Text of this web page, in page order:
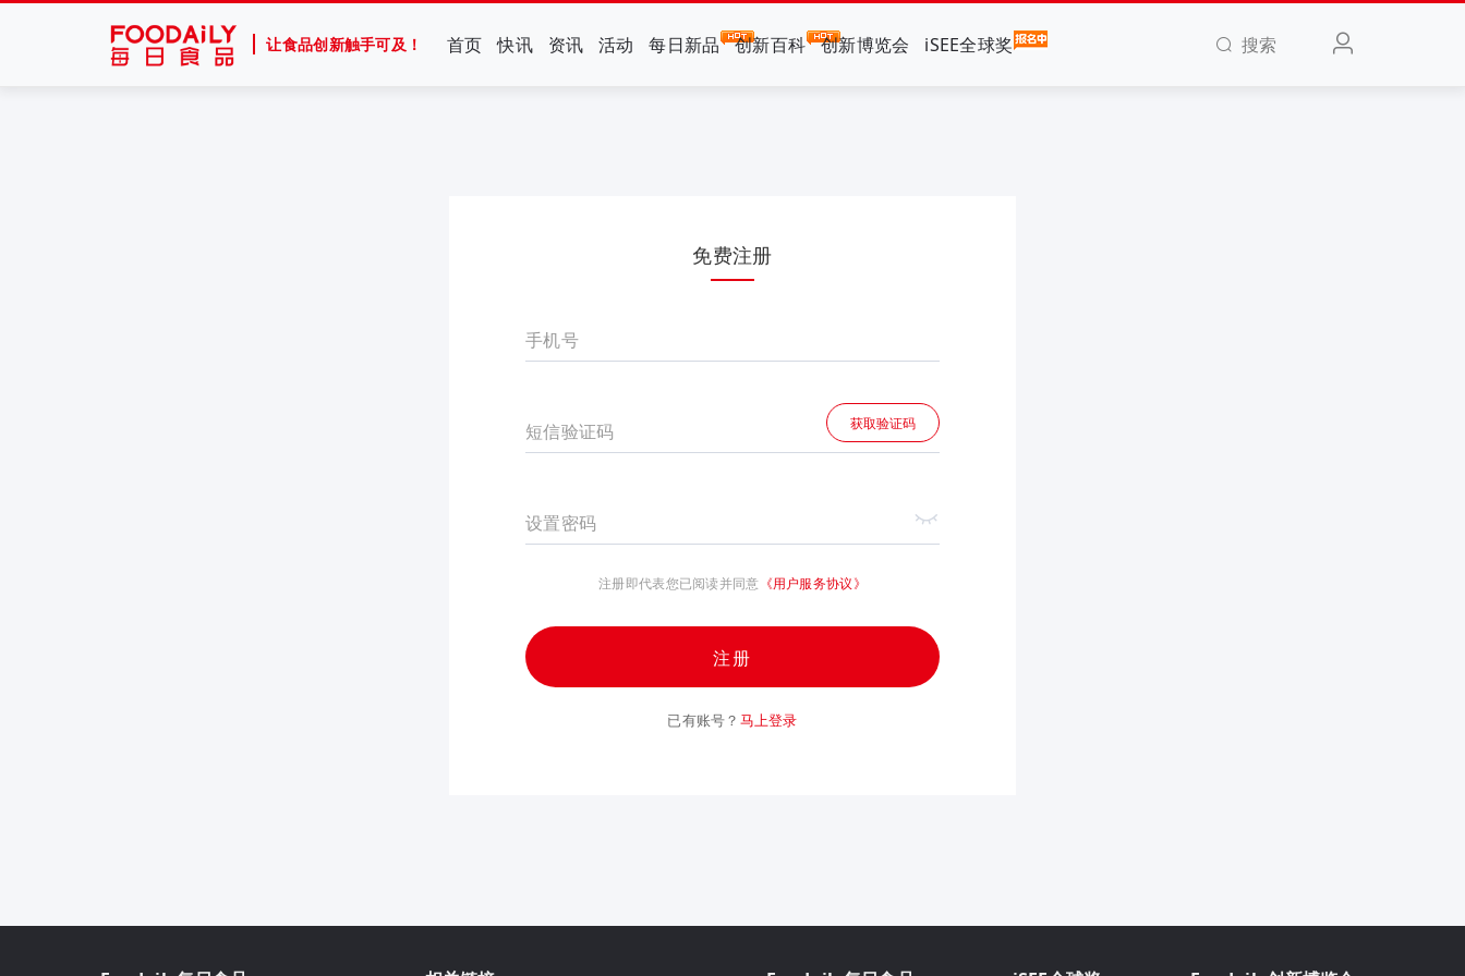
让食品创新触手可及！ 首页 快讯 资讯 活动 每日新品 创新百科 创新博览会 iSEE全球奖 搜索
免费注册
手机号
短信验证码 获取验证码
设置密码
注册即代表您已阅读并同意 《用户服务协议》
注册
已有账号？ 马上登录